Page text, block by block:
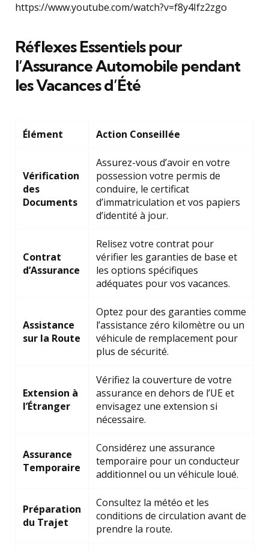
https://www.youtube.com/watch?v=f8y4Ifz2zgo
Réflexes Essentiels pour
l’Assurance Automobile pendant
les Vacances d’Été
Élément Action Conseillée
Vérification
des
Documents
Assurez-vous d’avoir en votre
possession votre permis de
conduire, le certificat
d’immatriculation et vos papiers
d’identité à jour.
Contrat
d’Assurance
Relisez votre contrat pour
vérifier les garanties de base et
les options spécifiques
adéquates pour vos vacances.
Assistance
sur la Route
Optez pour des garanties comme
l’assistance zéro kilomètre ou un
véhicule de remplacement pour
plus de sécurité.
Extension à
l’Étranger
Vérifiez la couverture de votre
assurance en dehors de l’UE et
envisagez une extension si
nécessaire.
Assurance
Temporaire
Considérez une assurance
temporaire pour un conducteur
additionnel ou un véhicule loué.
Préparation
du Trajet
Consultez la météo et les
conditions de circulation avant de
prendre la route.